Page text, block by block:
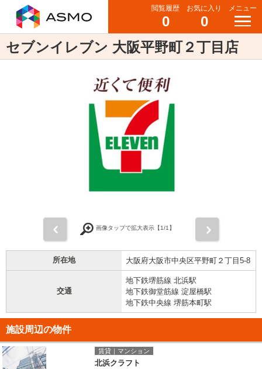
閲覧履歴
0
お気に入り
0
メニュー
セブンイレブン 大阪平野町２丁目店
画像タップで拡大表示【1/1】
所在地 大阪府大阪市中央区平野町２丁目5-8
交通
地下鉄堺筋線 北浜駅
地下鉄御堂筋線 淀屋橋駅
地下鉄中央線 堺筋本町駅
施設周辺の物件
賃貸｜マンション
北浜クラフト